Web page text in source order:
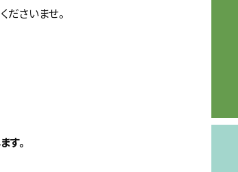
さいませ。
。